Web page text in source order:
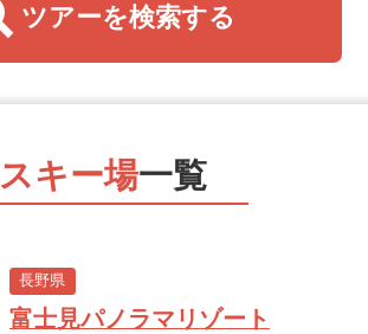
ツアーを検索する
スキー場一覧
長野県
富士見パノラマリゾート